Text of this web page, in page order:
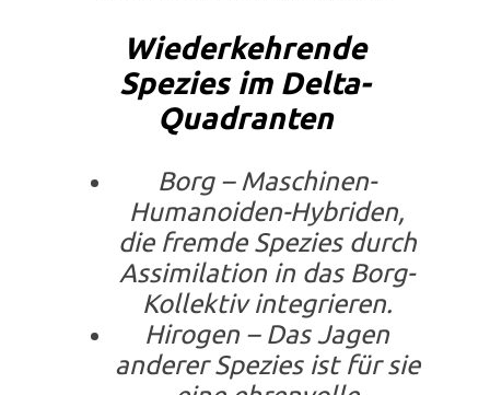
Wiederkehrende
Spezies im Delta-
Quadranten
Borg – Maschinen-
Humanoiden-Hybriden,
die fremde Spezies durch
Assimilation in das Borg-
Kollektiv integrieren.
Hirogen – Das Jagen
anderer Spezies ist für sie